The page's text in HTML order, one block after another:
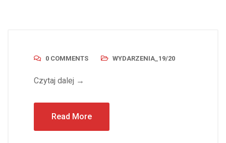
0 COMMENTS WYDARZENIA_19/20
Czytaj dalej →
Read More